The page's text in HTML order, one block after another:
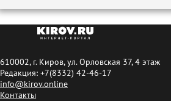
610002, г. Киров, ул. Орловская 37, 4 этаж
Редакция: +7(8332) 42-46-17
info@kirov.online
Контакты